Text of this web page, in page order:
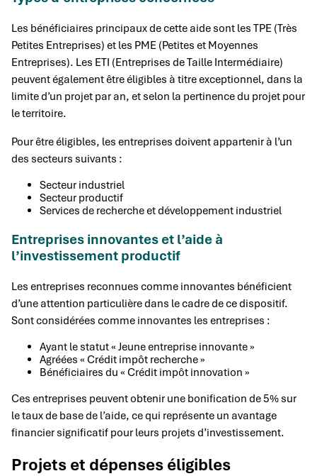
Les bénéficiaires principaux de cette aide sont les TPE (Très
Petites Entreprises) et les PME (Petites et Moyennes
Entreprises). Les ETI (Entreprises de Taille Intermédiaire)
peuvent également être éligibles à titre exceptionnel, dans la
limite d’un projet par an, et selon la pertinence du projet pour
le territoire.
Pour être éligibles, les entreprises doivent appartenir à l’un
des secteurs suivants :
Secteur industriel
Secteur productif
Services de recherche et développement industriel
Entreprises innovantes et l’aide à
l’investissement productif
Les entreprises reconnues comme innovantes bénéficient
d’une attention particulière dans le cadre de ce dispositif.
Sont considérées comme innovantes les entreprises :
Ayant le statut « Jeune entreprise innovante »
Agréées « Crédit impôt recherche »
Bénéficiaires du « Crédit impôt innovation »
Ces entreprises peuvent obtenir une bonification de 5% sur
le taux de base de l’aide, ce qui représente un avantage
financier significatif pour leurs projets d’investissement.
Projets et dépenses éligibles